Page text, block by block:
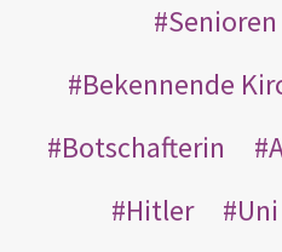
Senioren
Bekennende
Botschafterin
Hitler
Uni